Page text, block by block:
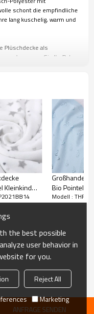
schont die empfindliche
lang kuschelig, warm und
Plüschdecke als
wenn Sie Ihr Baby
ist für uns von
dass Sie unsere Produkte
zufrieden sind, wird unser
um alles richtig zu
Kleinkind
Decken
Jungen
Großhandel
Bio Pointelle
Gestrickte
Modell :
ANFRAGE SENDEN
the best possible
user behavior in
for you.
Reject All
Marketing